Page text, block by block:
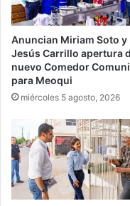
Anuncian Miriam Soto y
Jesús Carrillo apertura
nuevo Comedor
para Meoqui
miércoles 5 agosto, 2026